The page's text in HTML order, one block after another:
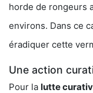
horde de rongeurs
environs. Dans ce
éradiquer cette
Une action
Pour la lutte